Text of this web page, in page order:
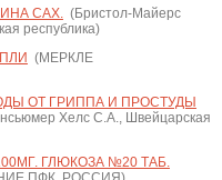
САХ.(Бристол-Майерс
республика)
(МЕРКЛЕ
ОТ ГРИППА И ПРОСТУДЫ
Хелс С.А., Швейцарская
ГЛЮКОЗА №20 ТАБ.